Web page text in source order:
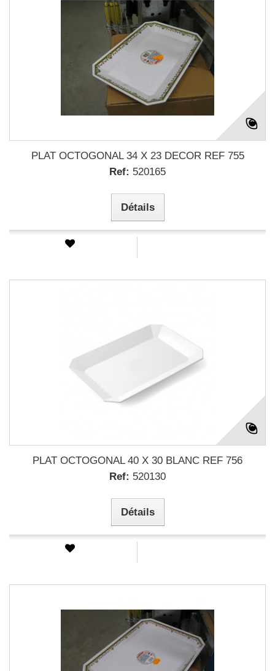
PLAT OCTOGONAL 34 X 23 DECOR REF 755
Ref: 520165
Détails
PLAT OCTOGONAL 40 X 30 BLANC REF 756
Ref: 520130
Détails